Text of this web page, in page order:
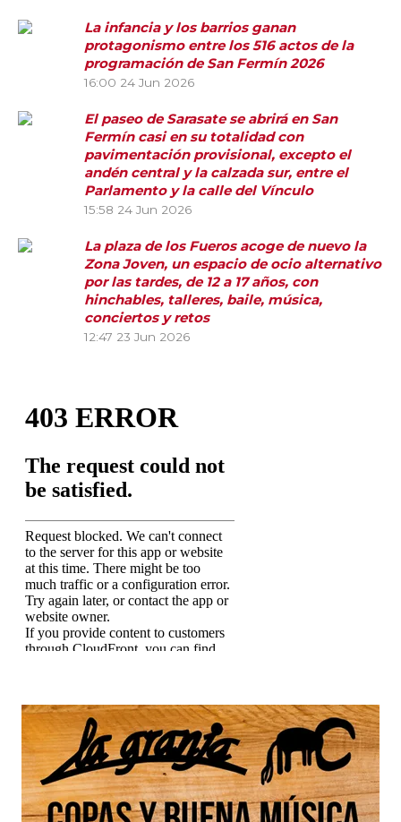
La infancia y los barrios ganan
protagonismo entre los 516 actos de la
programación de San Fermín 2026
16:00 24 Jun 2026
El paseo de Sarasate se abrirá en San
Fermín casi en su totalidad con
pavimentación provisional, excepto el
andén central y la calzada sur, entre el
Parlamento y la calle del Vínculo
15:58 24 Jun 2026
La plaza de los Fueros acoge de nuevo la
Zona Joven, un espacio de ocio alternativo
por las tardes, de 12 a 17 años, con
hinchables, talleres, baile, música,
conciertos y retos
12:47 23 Jun 2026